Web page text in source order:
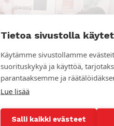
Tietoa sivustolla
Käytämme sivustollamme
suorituskykyä ja käyttöä,
parantaaksemme ja
Lue lisää
Salli kaikki evästeet